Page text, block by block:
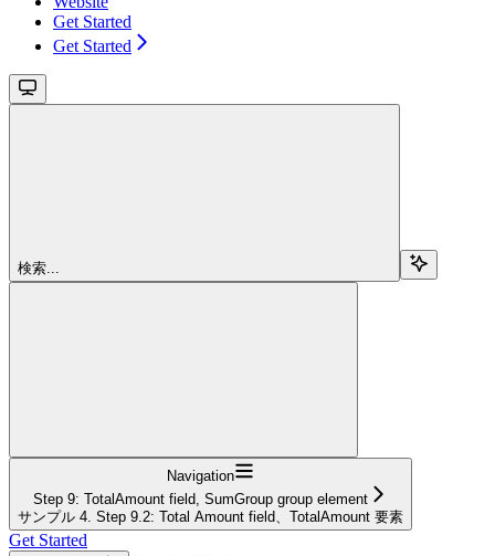
Get Started
Get Started
検索...
Navigation
Step 9: TotalAmount field, SumGroup group element
サンプル 4. Step 9.2: Total Amount field、TotalAmount 要素
Get Started